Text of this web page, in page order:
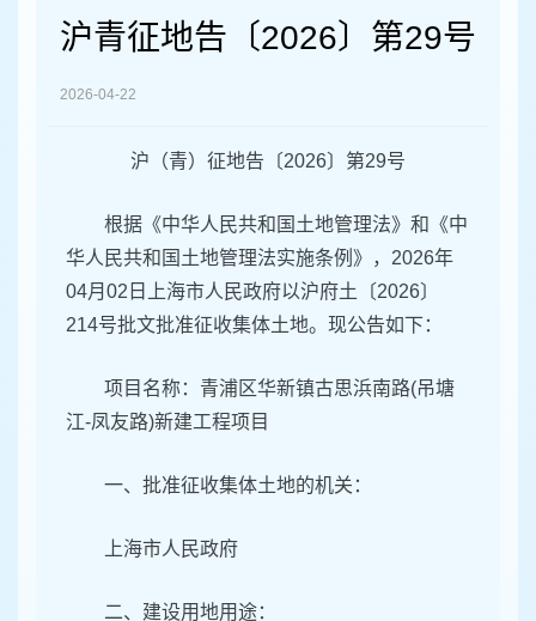
沪青征地告〔2026〕第29号
2026-04-22
沪（青）征地告〔2026〕第29号
根据《中华人民共和国土地管理法》和《中
华人民共和国土地管理法实施条例》，2026年
04月02日上海市人民政府以沪府土〔2026〕
214号批文批准征收集体土地。现公告如下：
项目名称：青浦区华新镇古思浜南路(吊塘
江-凤友路)新建工程项目
一、批准征收集体土地的机关：
上海市人民政府
二、建设用地用途：